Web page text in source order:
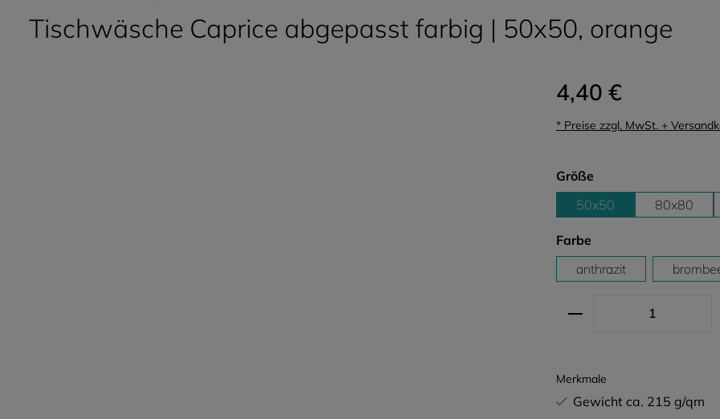
Tischwäsche Caprice abgepasst farbig | 50x50, orange
4,40 €
* Preise zzgl. MwSt. +
Größe
50x50
80x80
Farbe
anthrazit
Produkt Anzahl:
Merkmale
Gewicht ca. 215 g/qm